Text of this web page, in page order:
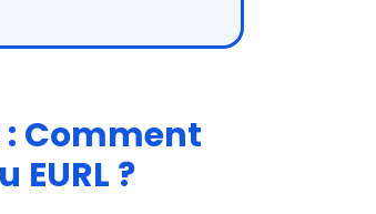
Comment
?